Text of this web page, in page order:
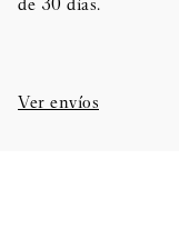
de 30 días.​
Ver envíos